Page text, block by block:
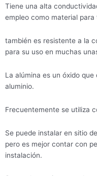
Tiene una alta
empleo como material para
también es resistente a la
para su uso en muchas
La alúmina es un óxido
aluminio.
Frecuentemente se utiliza
Se puede instalar en sitio
pero es mejor contar con
instalación.